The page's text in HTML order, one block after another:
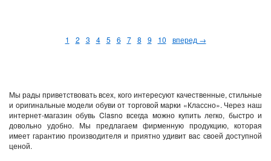
1 2 3 4 5 6 7 8 9 10 вперед →
Мы рады приветствовать всех, кого интересуют качественные, стильные
и оригинальные модели обуви от торговой марки «Классно». Через наш
интернет-магазин обувь Clasno всегда можно купить легко, быстро и
довольно удобно. Мы предлагаем фирменную продукцию, которая
имеет гарантию производителя и приятно удивит вас своей доступной
ценой.